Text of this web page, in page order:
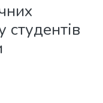
студентів